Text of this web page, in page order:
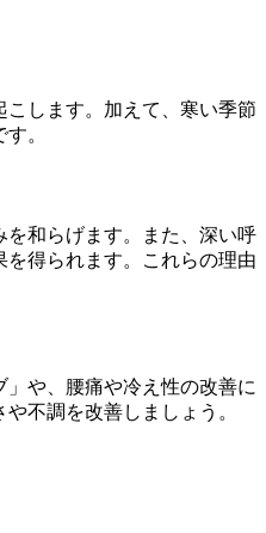
します。加えて、寒い季節
。
和らげます。また、深い呼
得られます。これらの理由
や、腰痛や冷え性の改善に
不調を改善しましょう。